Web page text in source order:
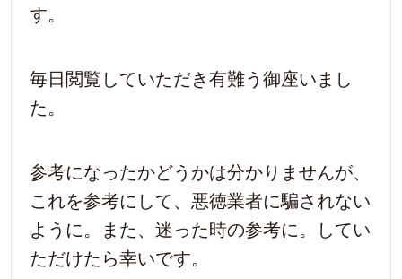
す。
毎日閲覧していただき有難う御座いまし
た。
参考になったかどうかは分かりませんが、
これを参考にして、悪徳業者に騙されない
ように。また、迷った時の参考に。してい
ただけたら幸いです。